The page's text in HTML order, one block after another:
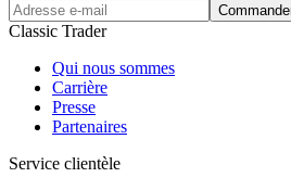
Classic Trader
Qui nous sommes
Carrière
Presse
Partenaires
Service clientèle